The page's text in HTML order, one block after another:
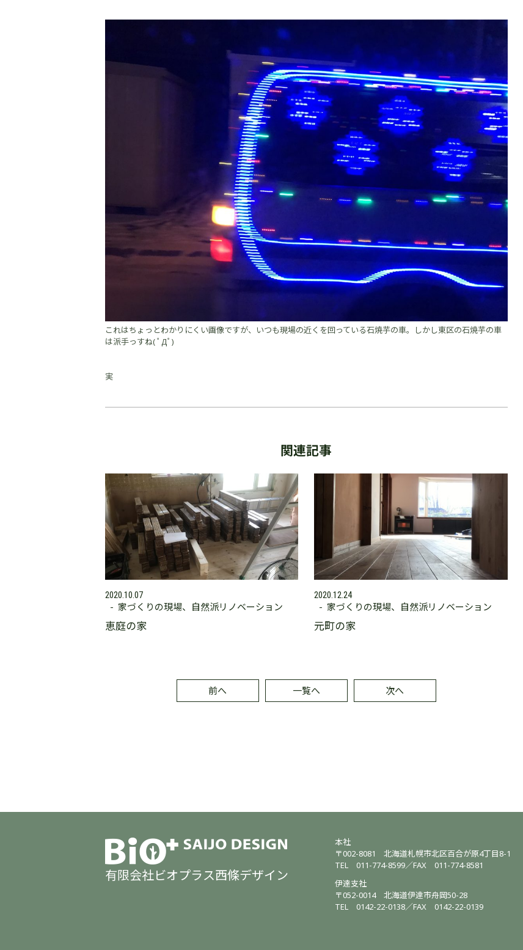
これはちょっとわかりにくい画像ですが、いつも現場の近くを回っている石焼芋の車。しかし東区の石焼芋の車
は派手っすね( ﾟДﾟ)
実
関連記事
2020.10.07
家づくりの現場 自然派リノベーション
恵庭の家
2020.12.24
家づくりの現場 自然派リノベーション
元町の家
前へ 一覧へ 次へ
有限会社ビオプラス西條デザイン
本社
〒002-8081 北海道札幌市北区百合が原4丁目8-1
TEL 011-774-8599／FAX 011-774-8581
伊達支社
〒052-0014 北海道伊達市舟岡50-28
TEL 0142-22-0138／FAX 0142-22-0139